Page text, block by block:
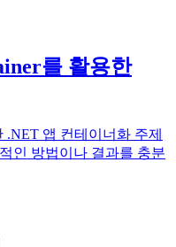
를 활용한
.NET 앱 컨테이너화 주제
인 방법이나 결과를 충분